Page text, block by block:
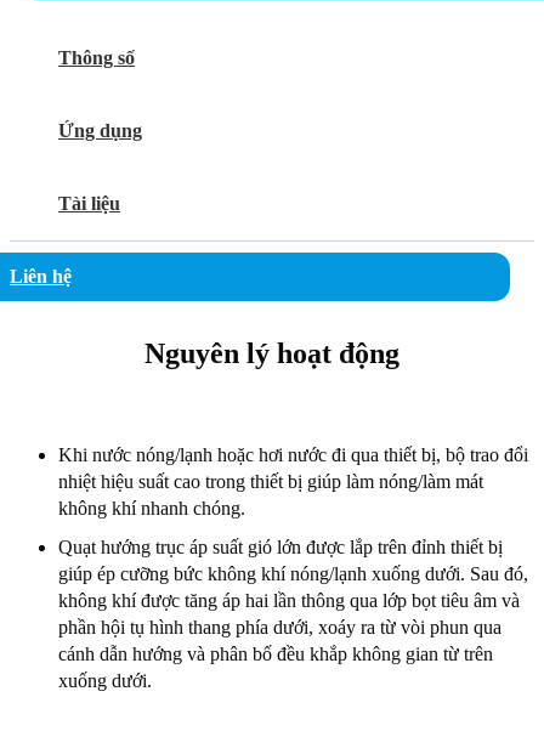
Thông số
Ứng dụng
Tài liệu
Liên hệ
Nguyên lý hoạt động
Khi nước nóng/lạnh hoặc hơi nước đi qua thiết bị, bộ trao đổi
nhiệt hiệu suất cao trong thiết bị giúp làm nóng/làm mát
không khí nhanh chóng.
Quạt hướng trục áp suất gió lớn được lắp trên đỉnh thiết bị
giúp ép cưỡng bức không khí nóng/lạnh xuống dưới. Sau đó,
không khí được tăng áp hai lần thông qua lớp bọt tiêu âm và
phần hội tụ hình thang phía dưới, xoáy ra từ vòi phun qua
cánh dẫn hướng và phân bố đều khắp không gian từ trên
xuống dưới.